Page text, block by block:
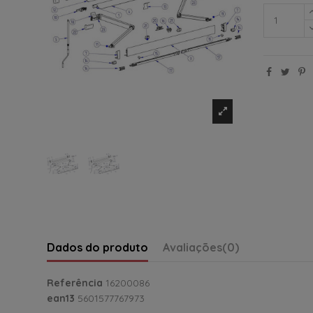
Dados do produto Avaliações(0)
Referência 16200086
ean13 5601577767973